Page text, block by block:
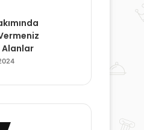
Alanlar